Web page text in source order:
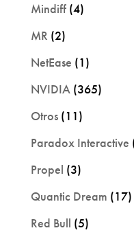
Mindiff(4)
MR (2)
NetEase (1)
NVIDIA(365)
Otros(11)
Paradox Interactive
Propel (3)
Quantic Dream (17)
Red Bull (5)